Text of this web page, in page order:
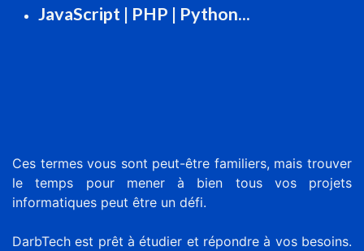
JavaScript | PHP | Python...
Ces termes vous sont peut-être familiers, mais trouver
le temps pour mener à bien tous vos projets
informatiques peut être un défi.
DarbTech est prêt à étudier et répondre à vos besoins.